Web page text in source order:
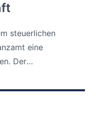
steuerlichen
eine
Der